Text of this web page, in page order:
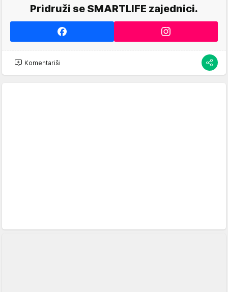
Pridruži se SMARTLIFE zajednici.
Komentariši